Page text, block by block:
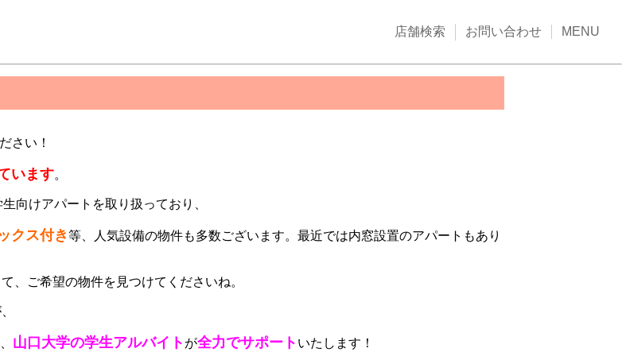
店舗検索 お問い合わせ MENU
さい！
います。
向けアパートを取り扱っており、
クス付き等、人気設備の物件も多数ございます。最近では内窓設置のアパートもあり
、ご希望の物件を見つけてくださいね。
山口大学の学生アルバイト が全力でサポート いたします！